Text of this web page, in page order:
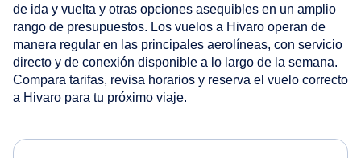
de ida y vuelta y otras opciones asequibles en un amplio
rango de presupuestos. Los vuelos a Hivaro operan de
manera regular en las principales aerolíneas, con servicio
directo y de conexión disponible a lo largo de la semana.
Compara tarifas, revisa horarios y reserva el vuelo correcto
a Hivaro para tu próximo viaje.